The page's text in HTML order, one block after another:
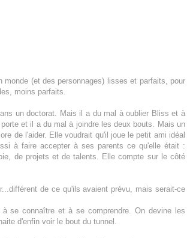
(et des personnages) lisses et parfaits, pour
moins parfaits.
un doctorat. Mais il a du mal à oublier Bliss et à
et il a du mal à joindre les deux bouts. Mais un
de l'aider. Elle voudrait qu'il joue le petit ami idéal
à faire accepter à ses parents ce qu'elle était :
de projets et de talents. Elle compte sur le côté
de ce qu'ils avaient prévu, mais serait-ce
se connaître et à se comprendre. On devine les
d'enfin voir le bout du tunnel.